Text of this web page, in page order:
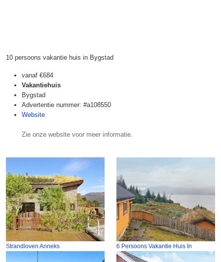
10 persoons vakantie huis in Bygstad
vanaf €684
Vakantiehuis
Bygstad
Advertentie nummer: #a108550
Website
Zie onze website voor meer informatie.
Strandloven Anneks 6 Persoons Vakantie Huis In